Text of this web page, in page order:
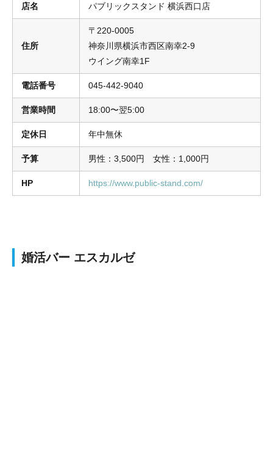
店名 パブリックスタンド 横浜西口店
住所
〒220-0005
神奈川県横浜市西区南幸2-9
ウイング南幸1F
電話番号 045-442-9040
営業時間 18:00〜翌5:00
定休日 年中無休
予算 男性：3,500円 女性：1,000円
HP https://www.public-stand.com/
婚活バー エスカルゼ